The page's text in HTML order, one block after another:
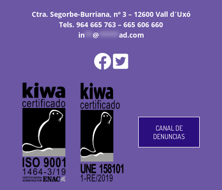
Ctra. Segorbe-Burriana, nº 3 – 12600 Vall d´Uxó
Tels. 964 665 763 – 665 606 660
in** @ ad.com
CANAL DE
DENUNCIAS